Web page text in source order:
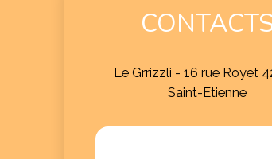
Le Grrizzli - 16 rue Royet
Saint-Etienne